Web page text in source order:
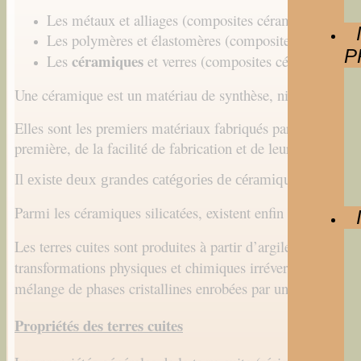
Les métaux et alliages (composites céramiques-
Les polymères et élastomères (composites
Les céramiques et verres (composites céramiques-
Une céramique est un matériau de synthèse, ni
Elles sont les premiers matériaux fabriqués par l’homme
première, de la facilité de fabrication et de leur durabilité.
Il existe deux grandes catégories de céramiques : les
Parmi les céramiques silicatées, existent enfin les
Les terres cuites sont produites à partir d’argiles
transformations physiques et chimiques irréversibles, en
mélange de phases cristallines enrobées par une matrice
Propriétés des terres cuites